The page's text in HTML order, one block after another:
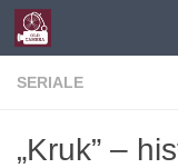
Skip to content
SERIALE
„Kruk” –